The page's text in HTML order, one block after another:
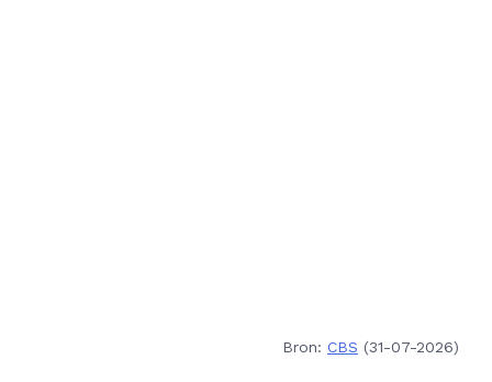
Bron: CBS (31-07-2026)